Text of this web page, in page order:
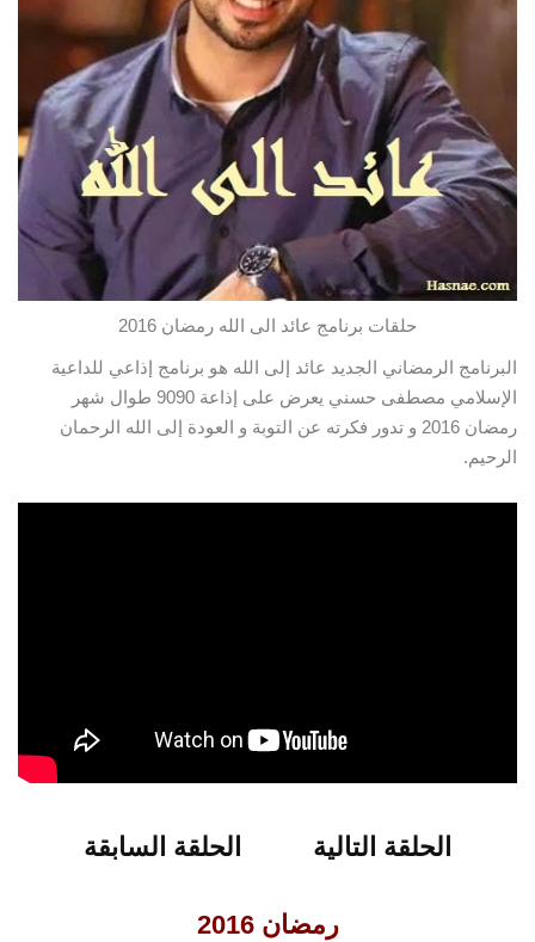
حلقات برنامج عائد الى الله رمضان 2016
البرنامج الرمضاني الجديد عائد إلى الله هو برنامج إذاعي للداعية
الإسلامي مصطفى حسني يعرض على إذاعة 9090 طوال شهر
رمضان 2016 و تدور فكرته عن التوبة و العودة إلى الله الرحمان
الرحيم.
الحلقة التالية الحلقة السابقة
رمضان 2016